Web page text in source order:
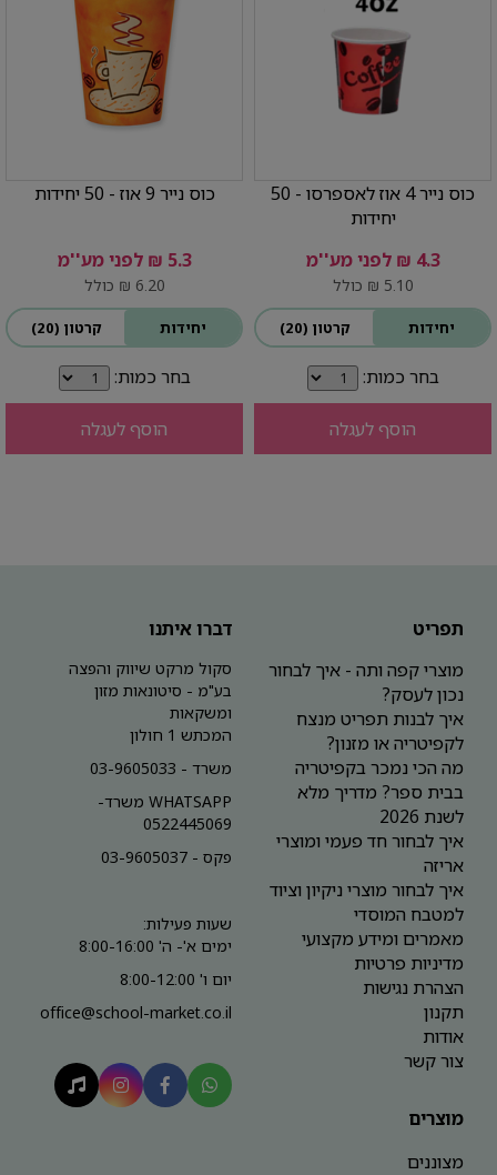
כוס נייר 4 אוז לאספרסו - 50
יחידות
4.3 ₪ לפני מע''מ
5.10 ₪ כולל
יחידות קרטון (20)
בחר כמות:
הוסף לעגלה
כוס נייר 9 אוז - 50 יחידות
5.3 ₪ לפני מע''מ
6.20 ₪ כולל
יחידות קרטון (20)
בחר כמות:
הוסף לעגלה
דברו איתנו
סקול מרקט שיווק והפצה
בע"מ - סיטונאות מזון
ומשקאות
המכתש 1 חולון
משרד - 03-9605033
WHATSAPP משרד-
0522445069
פקס - 03-9605037
שעות פעילות:
ימים א'- ה' 8:00-16:00
יום ו' 8:00-12:00
office@school-market.co.il
תפריט
מוצרי קפה ותה - איך לבחור
נכון לעסק?
איך לבנות תפריט מנצח
לקפיטריה או מזנון?
מה הכי נמכר בקפיטריה
בבית ספר? מדריך מלא
לשנת 2026
איך לבחור חד פעמי ומוצרי
אריזה
איך לבחור מוצרי ניקיון וציוד
למטבח המוסדי
מאמרים ומידע מקצועי
מדיניות פרטיות
הצהרת נגישות
תקנון
אודות
צור קשר
מוצרים
מצוננים